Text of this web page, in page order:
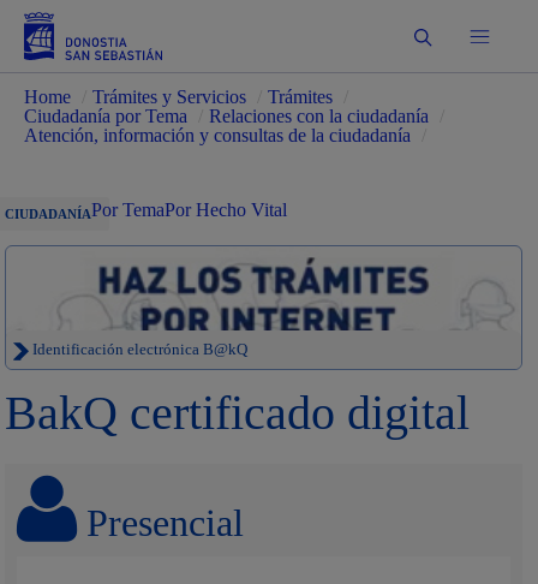
Buscar
Home Trámites y Servicios Trámites
Ciudadanía por Tema
Relaciones con la ciudadanía
Atención, información y consultas de la ciudadanía
CIUDADANÍAPor TemaPor Hecho Vital
Identificación electrónica B@kQ
BakQ certificado digital
Presencial